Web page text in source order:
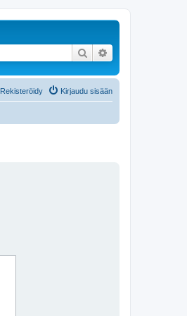
Etsi
Kirjaudu sisään
Rekisteröidy